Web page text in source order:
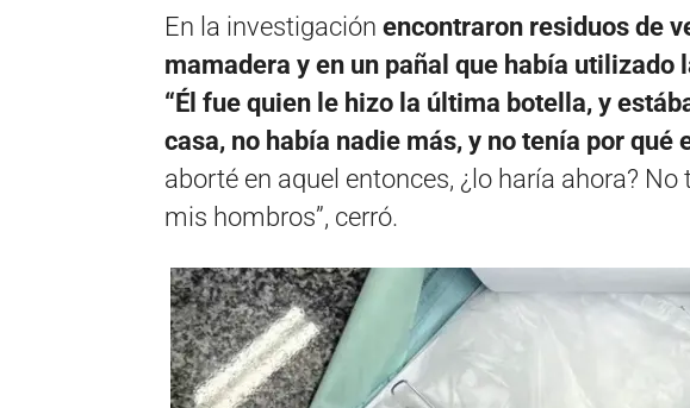
En la investigación encontraron residuos de
mamadera y en un pañal que había utilizado
“Él fue quien le hizo la última botella, y
casa, no había nadie más, y no tenía por qué
aborté en aquel entonces, ¿lo haría ahora?
mis hombros”, cerró.